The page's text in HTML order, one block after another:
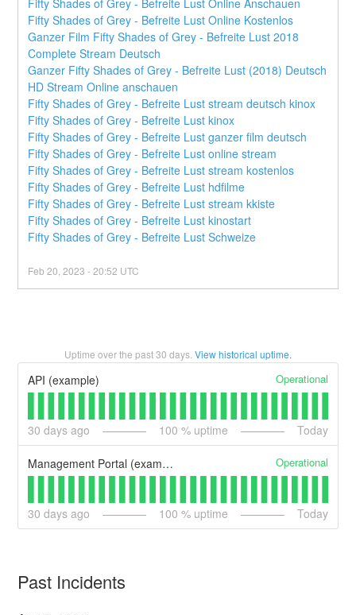
Fifty Shades of Grey - Befreite Lust Online Kostenlos
Ganzer Film Fifty Shades of Grey - Befreite Lust 2018
Complete Stream Deutsch
Ganzer Fifty Shades of Grey - Befreite Lust (2018) Deutsch
HD Stream Online anschauen
Fifty Shades of Grey - Befreite Lust stream deutsch kinox
Fifty Shades of Grey - Befreite Lust kinox
Fifty Shades of Grey - Befreite Lust ganzer film deutsch
Fifty Shades of Grey - Befreite Lust online stream
Fifty Shades of Grey - Befreite Lust stream kostenlos
Fifty Shades of Grey - Befreite Lust hdfilme
Fifty Shades of Grey - Befreite Lust stream kkiste
Fifty Shades of Grey - Befreite Lust kinostart
Fifty Shades of Grey - Befreite Lust Schweize
Feb20 ,2023 -20:52 UTC
Uptime over the past30 days. View historical uptime.
API (example) Operational
30 days ago 100 % uptime Today
Management Portal (example) Operational
30 days ago 100 % uptime Today
Past Incidents